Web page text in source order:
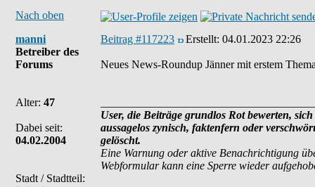
Nach oben
manni
Betreiber des
Forums
Alter: 47
Dabei seit:
04.02.2004
Stadt / Stadtteil:
Beitrag #117223 Erstellt: 04.01.2023 22:26
Neues News-Roundup Jänner mit erstem
User, die Beiträge grundlos Rot bewerten,
aussagelos zynisch, faktenfern oder
gelöscht.
Eine Warnung oder aktive Benachrichtigung
Webformular kann eine Sperre wieder